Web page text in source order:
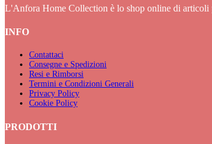
L'Anfora Home Collection è lo shop online di articoli
INFO
Contattaci
Consegne e Spedizioni
Resi e Rimborsi
Termini e Condizioni Generali
Privacy Policy
Cookie Policy
PRODOTTI